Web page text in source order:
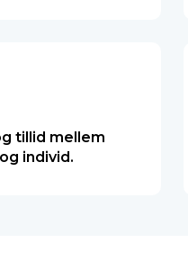
tillid mellem
individ.